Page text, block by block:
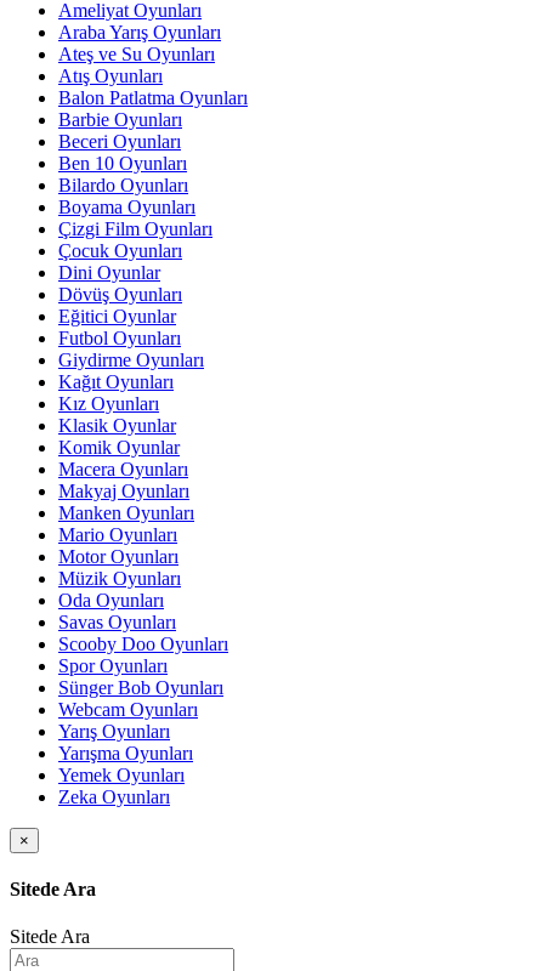
Ameliyat Oyunları
Araba Yarış Oyunları
Ateş ve Su Oyunları
Atış Oyunları
Balon Patlatma Oyunları
Barbie Oyunları
Beceri Oyunları
Ben 10 Oyunları
Bilardo Oyunları
Boyama Oyunları
Çizgi Film Oyunları
Çocuk Oyunları
Dini Oyunlar
Dövüş Oyunları
Eğitici Oyunlar
Futbol Oyunları
Giydirme Oyunları
Kağıt Oyunları
Kız Oyunları
Klasik Oyunlar
Komik Oyunlar
Macera Oyunları
Makyaj Oyunları
Manken Oyunları
Mario Oyunları
Motor Oyunları
Müzik Oyunları
Oda Oyunları
Savas Oyunları
Scooby Doo Oyunları
Spor Oyunları
Sünger Bob Oyunları
Webcam Oyunları
Yarış Oyunları
Yarışma Oyunları
Yemek Oyunları
Zeka Oyunları
×
Sitede Ara
Sitede Ara